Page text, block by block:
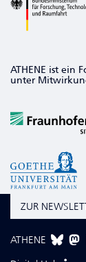
ATHENE ist ein
unter
ZUR
ATHENE